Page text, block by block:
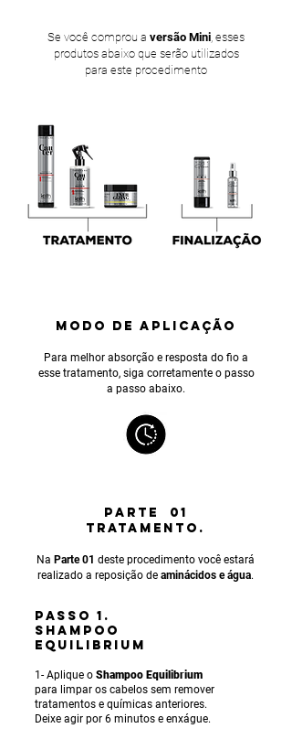
Se você comprou a versão Mini , esses
produtos abaixo que serão utilizados
para este procedimento
MODO DE APLICAÇÃO
Para melhor absorção e resposta do fio a
esse tratamento, siga corretamente o passo
a passo abaixo.
PARTE 01
TRATAMENTO.
Na Parte 01 deste procedimento você estará
realizado a reposição de aminácidos e água.
PASSO 1.
SHAMPOO
EQUILIBRIUM
1- Aplique o Shampoo Equilibrium
para limpar os cabelos sem remover
tratamentos e químicas anteriores.
Deixe agir por 6 minutos e enxágue.